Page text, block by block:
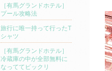
［有馬グランドホテル］
プール攻略法
旅行に唯一持って行ったT
シャツ
［有馬グランドホテル］
冷蔵庫の中が全部無料に
なっててビックリ